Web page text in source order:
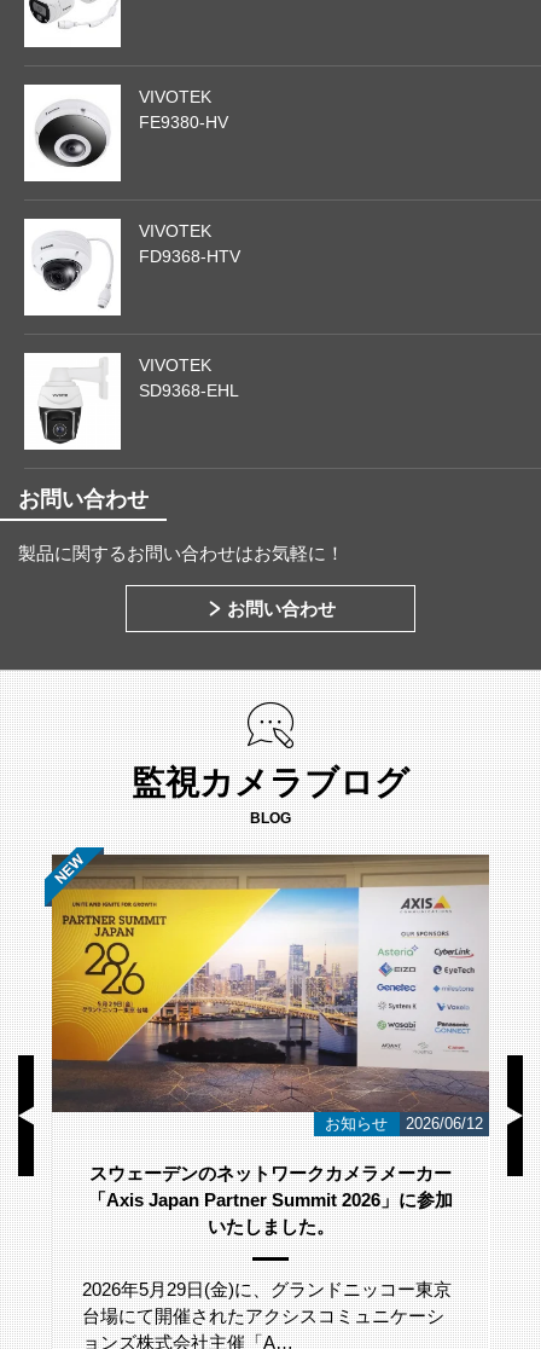
VIVOTEK
FE9380-HV
VIVOTEK
FD9368-HTV
VIVOTEK
SD9368-EHL
お問い合わせ
製品に関するお問い合わせはお気軽に！
お問い合わせ
監視カメラブログ
BLOG
23 お知らせ 2026/06/12
スウェーデンのネットワークカメラメーカー
「Axis Japan Partner Summit 2026」に参加
いたしました。
2026年5月29日(金)に、グランドニッコー東京
台場にて開催されたアクシスコミュニケーシ
ョンズ株式会社主催「A…